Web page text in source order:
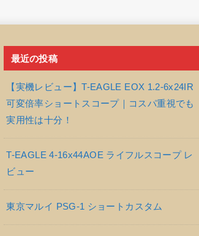
最近の投稿
【実機レビュー】T-EAGLE EOX 1.2-6x24IR
可変倍率ショートスコープ｜コスパ重視でも
実用性は十分！
T-EAGLE 4-16x44AOE ライフルスコープ レ
ビュー
東京マルイ PSG-1 ショートカスタム